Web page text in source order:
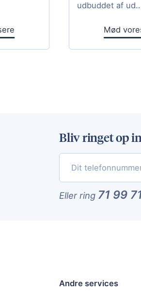
udbuddet af
Mød
Bliv ringet op
Eller ring 71 99
Andre services